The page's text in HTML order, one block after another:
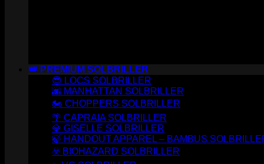
👑 PREMIUM SOLBRILLER
😎 LOCS SOLBRILLER
🌆 MANHATTAN SOLBRILLER
🏍️ CHOPPERS SOLBRILLER
🌴 CAPRAIA SOLBRILLER
💎 GISELLE SOLBRILLER
🍃 HANDOUT APPAREL – BAMBUS
☣️ BIOHAZARD SOLBRILLER